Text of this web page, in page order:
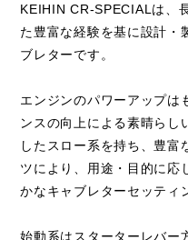
KEIHIN CR-SPECIALは、
た豊富な経験を基に設計・
ブレターです。
エンジンのパワーアップは
ンスの向上による素晴らし
したスロー系を持ち、豊富
ツにより、用途・目的に応
かなキャブレターセッティ
始動系はスターターレバー